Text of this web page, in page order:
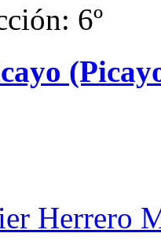
6º
Herrero